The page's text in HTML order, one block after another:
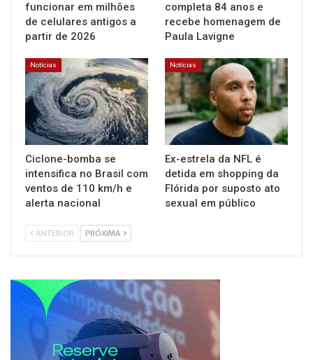
funcionar em milhões
de celulares antigos a
partir de 2026
completa 84 anos e
recebe homenagem de
Paula Lavigne
Notícias
Ciclone-bomba se
intensifica no Brasil com
ventos de 110 km/h e
alerta nacional
Notícias
Ex-estrela da NFL é
detida em shopping da
Flórida por suposto ato
sexual em público
ANTERIOR PRÓXIMA